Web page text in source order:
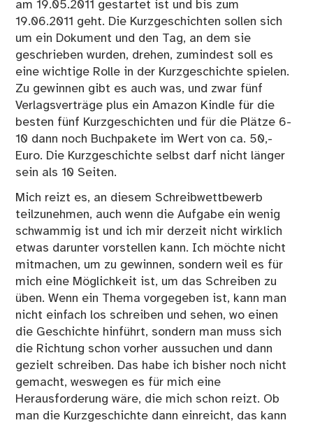
am 19.05.2011 gestartet ist und bis zum
19.06.2011 geht. Die Kurzgeschichten sollen sich
um ein Dokument und den Tag, an dem sie
geschrieben wurden, drehen, zumindest soll es
eine wichtige Rolle in der Kurzgeschichte spielen.
Zu gewinnen gibt es auch was, und zwar fünf
Verlagsverträge plus ein Amazon Kindle für die
besten fünf Kurzgeschichten und für die Plätze 6-
10 dann noch Buchpakete im Wert von ca. 50,-
Euro. Die Kurzgeschichte selbst darf nicht länger
sein als 10 Seiten.
Mich reizt es, an diesem Schreibwettbewerb
teilzunehmen, auch wenn die Aufgabe ein wenig
schwammig ist und ich mir derzeit nicht wirklich
etwas darunter vorstellen kann. Ich möchte nicht
mitmachen, um zu gewinnen, sondern weil es für
mich eine Möglichkeit ist, um das Schreiben zu
üben. Wenn ein Thema vorgegeben ist, kann man
nicht einfach los schreiben und sehen, wo einen
die Geschichte hinführt, sondern man muss sich
die Richtung schon vorher aussuchen und dann
gezielt schreiben. Das habe ich bisher noch nicht
gemacht, weswegen es für mich eine
Herausforderung wäre, die mich schon reizt. Ob
man die Kurzgeschichte dann einreicht, das kann